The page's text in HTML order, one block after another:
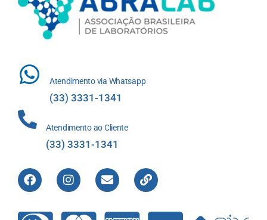
Atendimento via Whatsapp
(33) 3331-1341
Atendimento ao Cliente
(33) 3331-1341